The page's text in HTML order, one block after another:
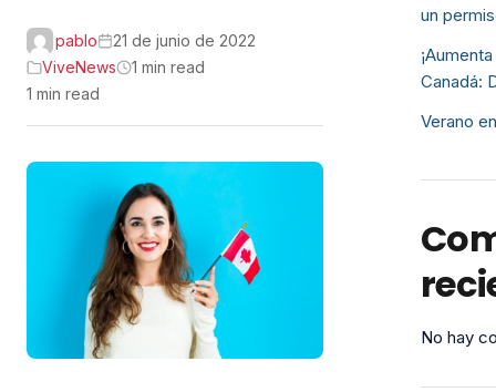
pablo
21 de junio de 2022
ViveNews
1 min read
1 min read
un
Canadá:
Verano
No hay